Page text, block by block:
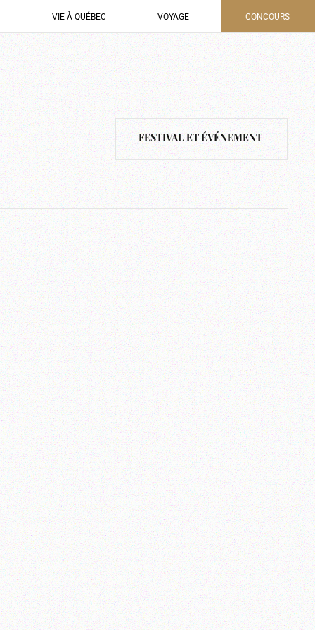
VIE À QUÉBEC VOYAGE CONCOURS
FESTIVAL ET ÉVÉNEMENT